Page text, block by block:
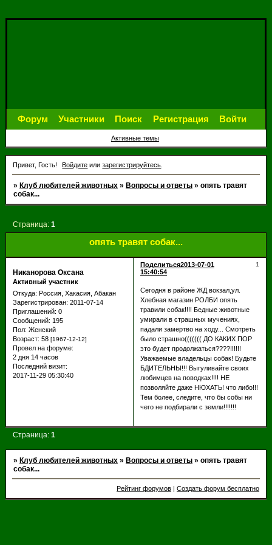
Форум Участники Поиск Регистрация Войти
Активные темы
Привет, Гость! Войдите илизарегистрируйтесь
»Клуб любителей животных »Вопросы и ответы »опять травят
собак...
опять травят собак...
Страница:1
Поделиться 1
2013-07-01
15:40:54
Никанорова Оксана
Активный участник
Откуда: Россия, Хакасия, Абакан
Зарегистрирован: 2011-07-14
Приглашений: 0
Сообщений: 195
Пол: Женский
Возраст: 58 [1967-12-12]
Провел на форуме:
2 дня 14 часов
Последний визит:
2017-11-29 05:30:40
Cегодня в районе ЖД вокзал,ул.
Хлебная магазин РОЛБИ опять
травили собак!!!! Бедные животные
умирали в страшных мучениях,
падали замертво на ходу... Смотреть
было страшно((((((( ДО КАКИХ ПОР
это будет продолжаться????!!!!!!
Уважаемые владельцы собак! Будьте
БДИТЕЛЬНЫ!!! Выгуливайте своих
любимцев на поводках!!!! НЕ
позволяйте даже НЮХАТЬ! что либо!!!
Тем более, следите, что бы собы ни
чего не подбирали с земли!!!!!!!
Страница:1
» Клуб любителей животных » Вопросы и ответы »опять травят
собак...
Рейтинг форумов |Создать форум бесплатно